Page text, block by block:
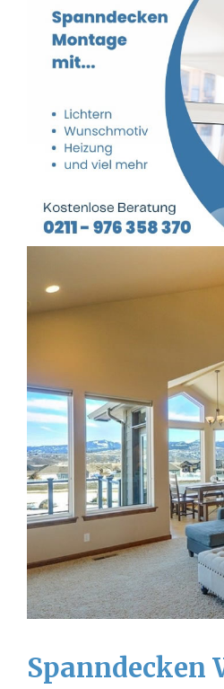
Spanndecken